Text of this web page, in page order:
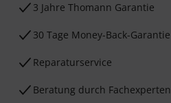
3 Jahre Thomann Garantie
30 Tage Money-Back-Garantie
Reparaturservice
Beratung durch Fachexperten